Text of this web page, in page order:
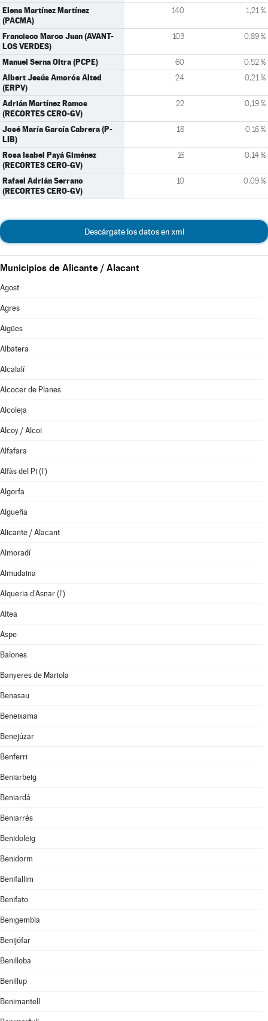
Elena Martínez Martínez
(PACMA)
140 1,21 %
Francisco Marco Juan (AVANT-
LOS VERDES)
103 0,89 %
Manuel Serna Oltra (PCPE) 60 0,52 %
Albert Jesús Amorós Alted
(ERPV)
24 0,21 %
Adrián Martínez Ramos
(RECORTES CERO-GV)
22 0,19 %
José María García Cabrera (P-
LIB)
18 0,16 %
Rosa Isabel Payá Giménez
(RECORTES CERO-GV)
16 0,14 %
Rafael Adrián Serrano
(RECORTES CERO-GV)
10 0,09 %
Descárgate los datos en xml
Municipios de Alicante / Alacant
Agost
Agres
Aigües
Albatera
Alcalalí
Alcocer de Planes
Alcoleja
Alcoy / Alcoi
Alfafara
Alfàs del Pi (l')
Algorfa
Algueña
Alicante / Alacant
Almoradí
Almudaina
Alqueria d'Asnar (l')
Altea
Aspe
Balones
Banyeres de Mariola
Benasau
Beneixama
Benejúzar
Benferri
Beniarbeig
Beniardá
Beniarrés
Benidoleig
Benidorm
Benifallim
Benifato
Benigembla
Benijófar
Benilloba
Benillup
Benimantell